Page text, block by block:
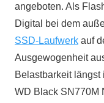
angeboten. Als
Digital bei dem
SSD-Laufwerk auf
Ausgewogenheit
Belastbarkeit längst
WD Black SN770M